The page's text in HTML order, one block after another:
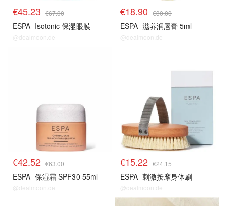
€45.23 €67.00
ESPA Isotonic 保湿眼膜
@dealmoon.de
€18.90 €30.00
ESPA 滋养润唇膏 5ml
@dealmoon.de
€42.52 €63.00
ESPA 保湿霜 SPF30 55ml
@dealmoon.de
€15.22 €24.15
ESPA 刺激按摩身体刷
@dealmoon.de